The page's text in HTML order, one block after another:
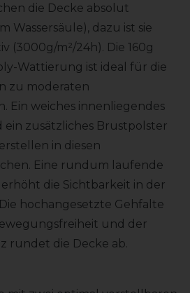
die Decke absolut
Wassersäule), dazu ist sie
(3000g/m²/24h). Die 160g
Wattierung ist ideal für die
zu moderaten
Ein weiches innenliegendes
zusätzliches Brustpolster
in diesen
Eine rundum laufende
die Sichtbarkeit in der
hochangesetzte Gehfalte
und der
rundet die Decke ab.